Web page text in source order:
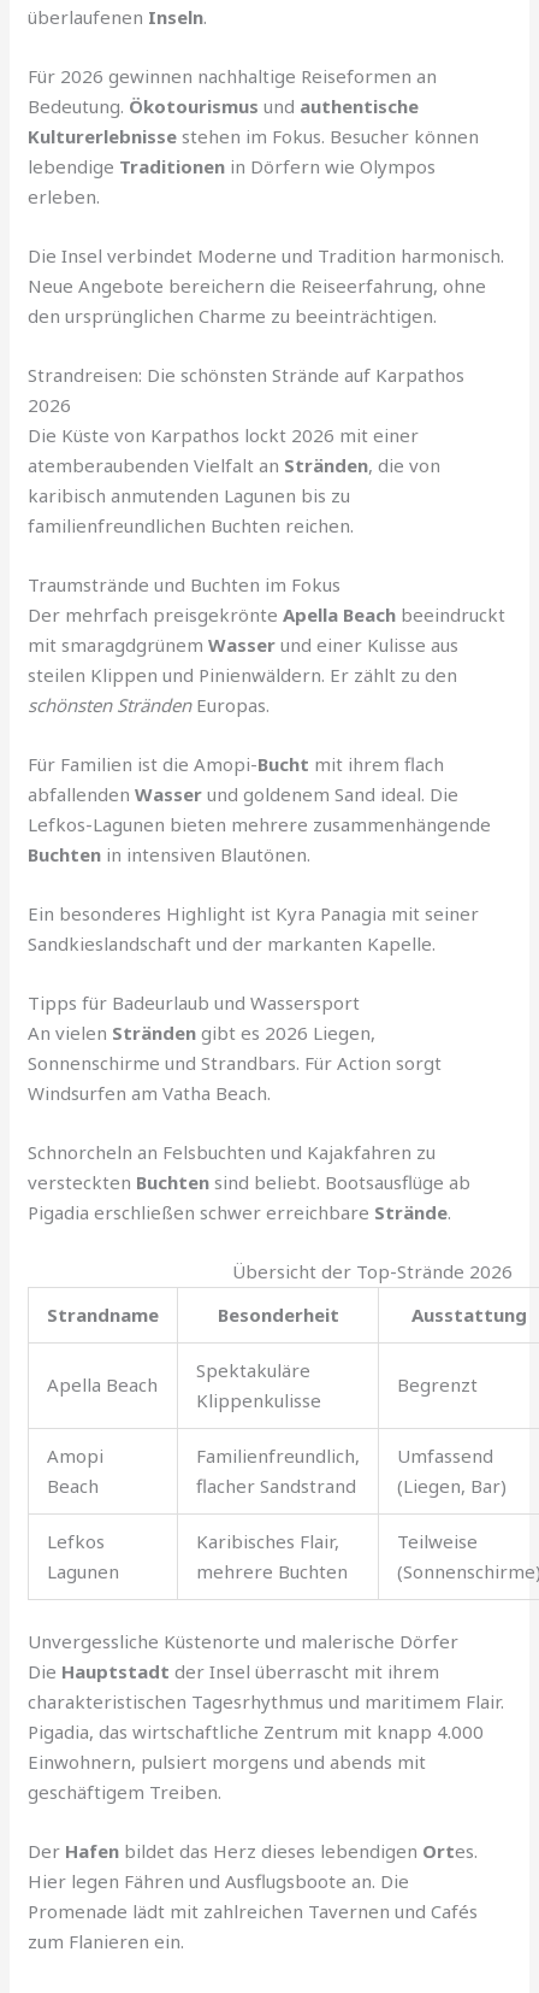
überlaufenen Inseln.
Für 2026 gewinnen nachhaltige Reiseformen an
Bedeutung. Ökotourismus und authentische
Kulturerlebnisse stehen im Fokus. Besucher können
lebendige Traditionen in Dörfern wie Olympos
erleben.
Die Insel verbindet Moderne und Tradition harmonisch.
Neue Angebote bereichern die Reiseerfahrung, ohne
den ursprünglichen Charme zu beeinträchtigen.
Strandreisen: Die schönsten Strände auf Karpathos
2026
Die Küste von Karpathos lockt 2026 mit einer
atemberaubenden Vielfalt an Stränden, die von
karibisch anmutenden Lagunen bis zu
familienfreundlichen Buchten reichen.
Traumstrände und Buchten im Fokus
Der mehrfach preisgekrönteApella Beach beeindruckt
mit smaragdgrünemWasser und einer Kulisse aus
steilen Klippen und Pinienwäldern. Er zählt zu den
schönsten SträndenEuropas.
Für Familien ist die Amopi-Bucht mit ihrem flach
abfallendenWasser und goldenem Sand ideal. Die
Lefkos-Lagunen bieten mehrere zusammenhängende
Buchten in intensiven Blautönen.
Ein besonderes Highlight ist Kyra Panagia mit seiner
Sandkieslandschaft und der markanten Kapelle.
Tipps für Badeurlaub und Wassersport
An vielen Stränden gibt es 2026 Liegen,
Sonnenschirme und Strandbars. Für Action sorgt
Windsurfen am Vatha Beach.
Schnorcheln an Felsbuchten und Kajakfahren zu
versteckten Buchten sind beliebt. Bootsausflüge ab
Pigadia erschließen schwer erreichbare Strände.
Übersicht der Top-Strände 2026
Strandname
Besonderheit Ausstattung
Apella Beach
Spektakuläre
Klippenkulisse
Begrenzt
Amopi
Beach
Familienfreundlich,
flacher Sandstrand
Umfassend
(Liegen, Bar)
Lefkos
Lagunen
Karibisches Flair,
mehrere Buchten
Teilweise
Unvergessliche Küstenorte und malerische Dörfer
Die Hauptstadt der Insel überrascht mit ihrem
charakteristischen Tagesrhythmus und maritimem Flair.
Pigadia, das wirtschaftliche Zentrum mit knapp 4.000
Einwohnern, pulsiert morgens und abends mit
geschäftigem Treiben.
Der Hafen bildet das Herz dieses lebendigen Ortes.
Hier legen Fähren und Ausflugsboote an. Die
Promenade lädt mit zahlreichen Tavernen und Cafés
zum Flanieren ein.